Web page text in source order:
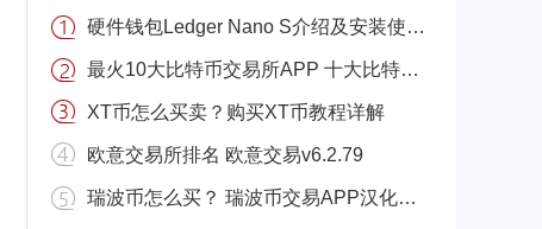
硬件钱包Ledger Nano S介绍及安装使用教程
最火10大比特币交易所APP 十大比特币量化交易所排行
XT币怎么买卖？购买XT币教程详解
欧意交易所排名 欧意交易v6.2.79
瑞波币怎么买？ 瑞波币交易APP汉化版v3.5.8